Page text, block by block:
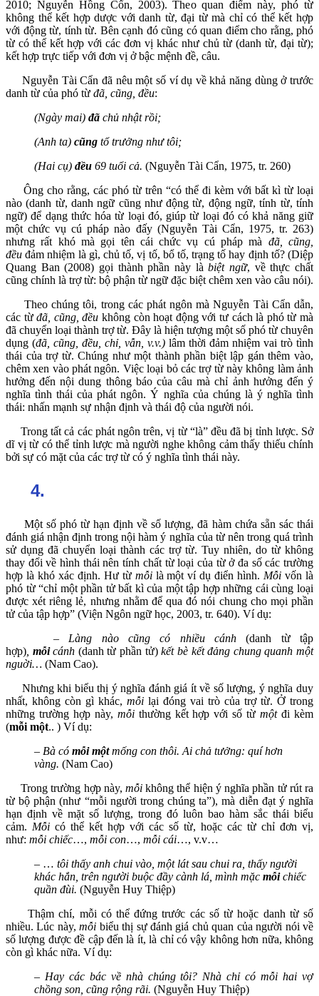
2010; Nguyễn Hồng Cổn, 2003). Theo quan điểm này, phó từ
không thể kết hợp dược với danh từ, đại từ mà chỉ có thể kết hợp
với động từ, tính từ. Bên cạnh đó cũng có quan điểm cho rằng, phó
từ có thể kết hợp với các đơn vị khác như chủ từ (danh từ, đại từ);
kết hợp trực tiếp với đơn vị ở bậc mệnh đề, câu.
Nguyễn Tài Cẩn đã nêu một số ví dụ về khả năng dùng ở trước
danh từ của phó từ đã, cũng, đều:
(Ngày mai) đã chủ nhật rồi;
(Anh ta) cũng tổ trưởng như tôi;
(Hai cụ) đều 69 tuổi cả. (Nguyễn Tài Cẩn, 1975, tr. 260)
Ông cho rằng, các phó từ trên “có thể đi kèm với bất kì từ loại
nào (danh từ, danh ngữ cũng như động từ, động ngữ, tính từ, tính
ngữ) để dạng thức hóa từ loại đó, giúp từ loại đó có khả năng giữ
một chức vụ cú pháp nào đấy (Nguyễn Tài Cẩn, 1975, tr. 263)
nhưng rất khó mà gọi tên cái chức vụ cú pháp mà đã, cũng,
đềuđảm nhiệm là gì, chủ tố, vị tố, bổ tố, trạng tố hay định tố? (Diệp
Quang Ban (2008) gọi thành phần này làbiệt ngữ, về thực chất
cũng chính là trợ từ: bộ phận từ ngữ đặc biệt chêm xen vào câu nói).
Theo chúng tôi, trong các phát ngôn mà Nguyễn Tài Cẩn dẫn,
các từđã, cũng, đềukhông còn hoạt động với tư cách là phó từ mà
đã chuyển loại thành trợ từ. Đây là hiện tượng một số phó từ chuyên
dụng (đã, cũng, đều, chỉ, vẫn, v.v.) lâm thời đảm nhiệm vai trò tình
thái của trợ từ. Chúng như một thành phần biệt lập gán thêm vào,
chêm xen vào phát ngôn. Việc loại bỏ các trợ từ này không làm ảnh
hưởng đến nội dung thông báo của câu mà chỉ ảnh hưởng đến ý
nghĩa tình thái của phát ngôn. Ý nghĩa của chúng là ý nghĩa tình
thái: nhấn mạnh sự nhận định và thái độ của người nói.
Trong tất cả các phát ngôn trên, vị từ “là” đều đã bị tỉnh lược. Sở
dĩ vị từ có thể tỉnh lược mà người nghe không cảm thấy thiếu chính
bởi sự có mặt của các trợ từ có ý nghĩa tình thái này.
4.
Một số phó từ hạn định về số lượng, đã hàm chứa sẵn sác thái
đánh giá nhận định trong nội hàm ý nghĩa của từ nên trong quá trình
sử dụng đã chuyển loại thành các trợ từ. Tuy nhiên, do từ không
thay đổi về hình thái nên tính chất từ loại của từ ở đa số các trường
hợp là khó xác định. Hư từ mỗilà một ví dụ điển hình. Mỗi vốn là
phó từ “chỉ một phần tử bất kì của một tập hợp những cái cùng loại
được xét riêng lẻ, nhưng nhằm để qua đó nói chung cho mọi phần
tử của tập hợp” (Viện Ngôn ngữ học, 2003, tr. 640). Ví dụ:
– Làng nào cũng có nhiều cánh(danh từ tập
hợp) mỗicánh (danh từ phần tử)kết bè kết đảng chung quanh một
nguời… (Nam Cao).
Nhưng khi biểu thị ý nghĩa đánh giá ít về số lượng, ý nghĩa duy
nhất, không còn gì khác, mỗi lại đóng vai trò của trợ từ. Ở trong
những trường hợp này, mỗithường kết hợp với số từmộtđi kèm
(mỗi một.. ) Ví dụ:
– Bà có mỗi mộtmống con thôi. Ai chả tưởng: quí hơn
vàng. (Nam Cao)
Trong trường hợp này, mỗi không thể hiện ý nghĩa phần tử rút ra
từ bộ phận (như “mỗi người trong chúng ta”), mà diễn đạt ý nghĩa
hạn định về mặt số lượng, trong đó luôn bao hàm sắc thái biểu
cảm. Mỗi có thể kết hợp với các số từ, hoặc các từ chỉ đơn vị,
như: mỗi chiếc…, mỗi con…, mỗi cái…, v.v…
– … tôi thấy anh chui vào, một lát sau chui ra, thấy người
khác hắn, trên người buộc đầy cành lá, mình mặc mỗichiếc
quần đùi. (Nguyễn Huy Thiệp)
Thậm chí, mỗi có thể đứng trước các số từ hoặc danh từ số
nhiều. Lúc này,mỗi biểu thị sự đánh giá chủ quan của người nói về
số lượng được đề cập đến là ít, là chỉ có vậy không hơn nữa, không
còn gì khác nữa. Ví dụ:
– Hay các bác về nhà chúng tôi? Nhà chỉ có mỗi hai vợ
chồng son, cũng rộng rãi. (Nguyễn Huy Thiệp)